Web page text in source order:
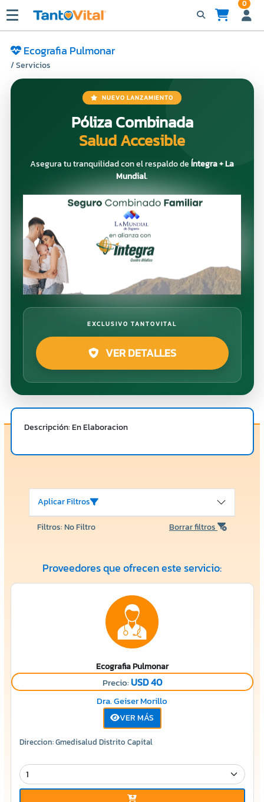
0
Ecografia Pulmonar
/ Servicios
NUEVO LANZAMIENTO
Póliza Combinada
Salud Accesible
Asegura tu tranquilidad con el respaldo deÍntegra + La
Mundial.
EXCLUSIVO TANTOVITAL
VER DETALLES
Descripción: En Elaboracion
Aplicar Filtros
Filtros: No Filtro Borrar filtros
Proveedores que ofrecen este servicio:
Ecografia Pulmonar
Precio: USD 40
Dra. Geiser Morillo
VER MÁS
Direccion: Gmedisalud Distrito Capital